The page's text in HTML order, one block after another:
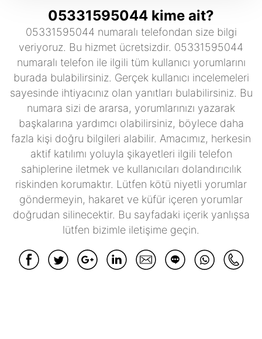
05331595044 kime ait?
05331595044 numaralı telefondan size bilgi
veriyoruz. Bu hizmet ücretsizdir. 05331595044
numaralı telefon ile ilgili tüm kullanıcı yorumlarını
burada bulabilirsiniz. Gerçek kullanıcı incelemeleri
sayesinde ihtiyacınız olan yanıtları bulabilirsiniz. Bu
numara sizi de ararsa, yorumlarınızı yazarak
başkalarına yardımcı olabilirsiniz, böylece daha
fazla kişi doğru bilgileri alabilir. Amacımız, herkesin
aktif katılımı yoluyla şikayetleri ilgili telefon
sahiplerine iletmek ve kullanıcıları dolandırıcılık
riskinden korumaktır. Lütfen kötü niyetli yorumlar
göndermeyin, hakaret ve küfür içeren yorumlar
doğrudan silinecektir. Bu sayfadaki içerik yanlışsa
lütfen bizimle iletişime geçin.